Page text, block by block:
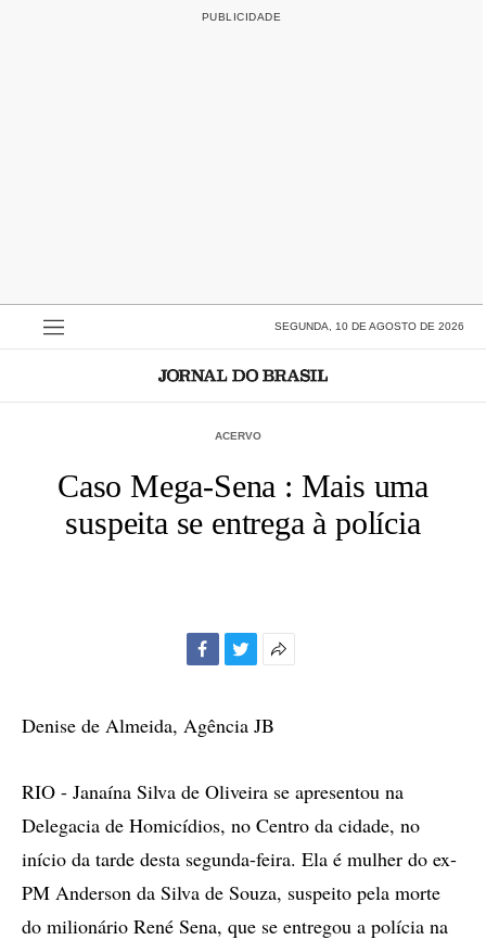
SEGUNDA, 10 DE AGOSTO DE 2026
ACERVO
Caso Mega-Sena : Mais uma
suspeita se entrega à polícia
compartilhamento
Denise de Almeida, Agência JB
RIO - Janaína Silva de Oliveira se apresentou na
Delegacia de Homicídios, no Centro da cidade, no
início da tarde desta segunda-feira. Ela é mulher do ex-
PM Anderson da Silva de Souza, suspeito pela morte
do milionário René Sena, que se entregou a polícia na